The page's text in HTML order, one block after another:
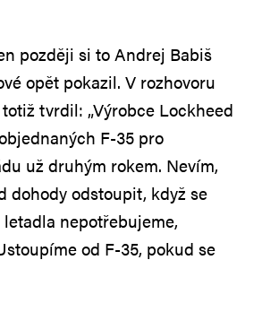
později si to Andrej Babiš
opět pokazil. V rozhovoru
tvrdil: „Výrobce Lockheed
F-35 pro
už druhým rokem. Nevím,
dohody odstoupit, když se
nepotřebujeme,
od F-35, pokud se